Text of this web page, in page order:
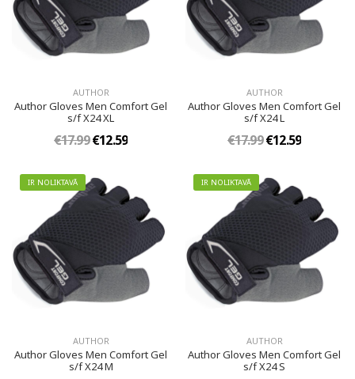
AUTHOR
Author Gloves Men Comfort Gel
s/f X24 XL
€17.99€12.59
AUTHOR
Author Gloves Men Comfort Gel
s/f X24 L
€17.99€12.59
IR NOLIKTAVĀ
AUTHOR
Author Gloves Men Comfort Gel
s/f X24 M
IR NOLIKTAVĀ
AUTHOR
Author Gloves Men Comfort Gel
s/f X24 S